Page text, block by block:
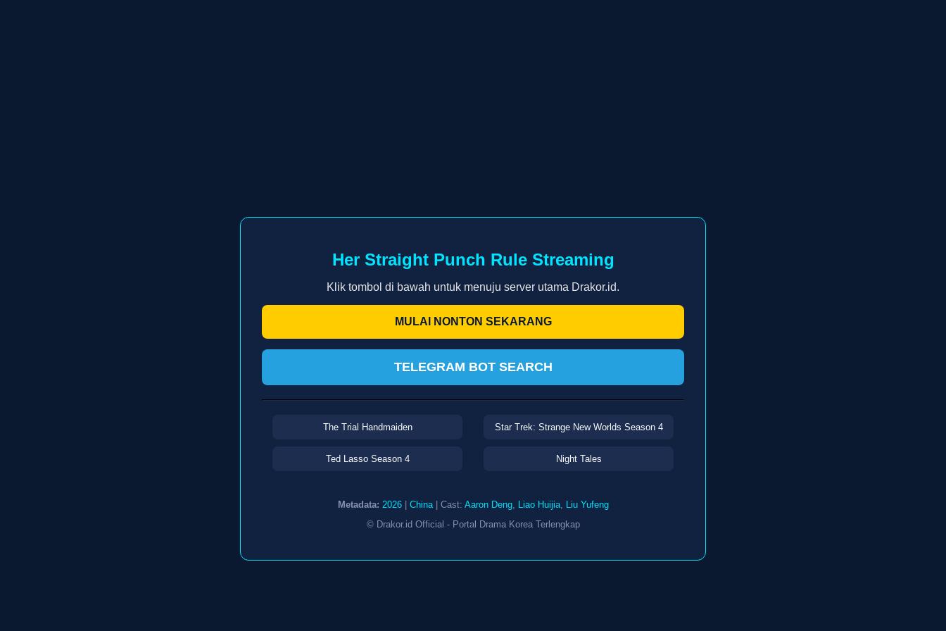
Her Straight Punch Rule Streaming
Klik tombol di bawah untuk menuju server utama Drakor.id.
MULAI NONTON SEKARANG
TELEGRAM BOT SEARCH
The Trial Handmaiden Star Trek: Strange New Worlds Season 4
Ted Lasso Season 4 Night Tales
Metadata: 2026| China| Cast: Aaron Deng, Liao Huijia, Liu Yufeng
© Drakor.id Official - Portal Drama Korea Terlengkap